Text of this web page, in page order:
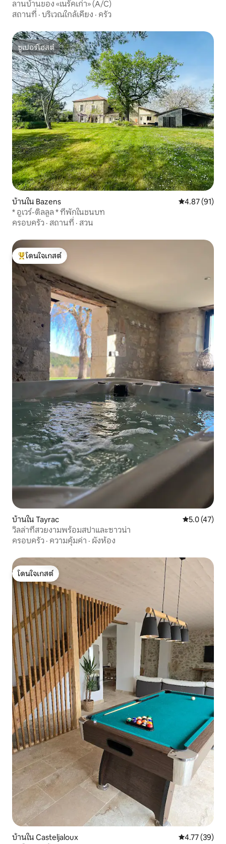
ลานบ้านของ «เนรัคเก่า» (A/C)
สถานที่ · บริเวณใกล้เคียง · ครัว
ซูเปอร์โฮสต์
ซูเปอร์โฮสต์
บ้านใน Bazens คะแนนเฉลี่ย
4.87 (91)
* อูเวร์-ติลลูล * ที่พักในชนบท
ครอบครัว · สถานที่ · สวน
โดนใจเกสต์ที่สุด
โดนใจเกสต์
บ้านใน Tayrac คะแนนเฉลี่ย
5.0 (47)
วิลล่าที่สวยงามพร้อมสปาและซาวน่า
ครอบครัว · ความคุ้มค่า · ผังห้อง
โดนใจเกสต์
โดนใจเกสต์
บ้านใน Casteljaloux คะแนนเฉลี่ย
4.77 (39)